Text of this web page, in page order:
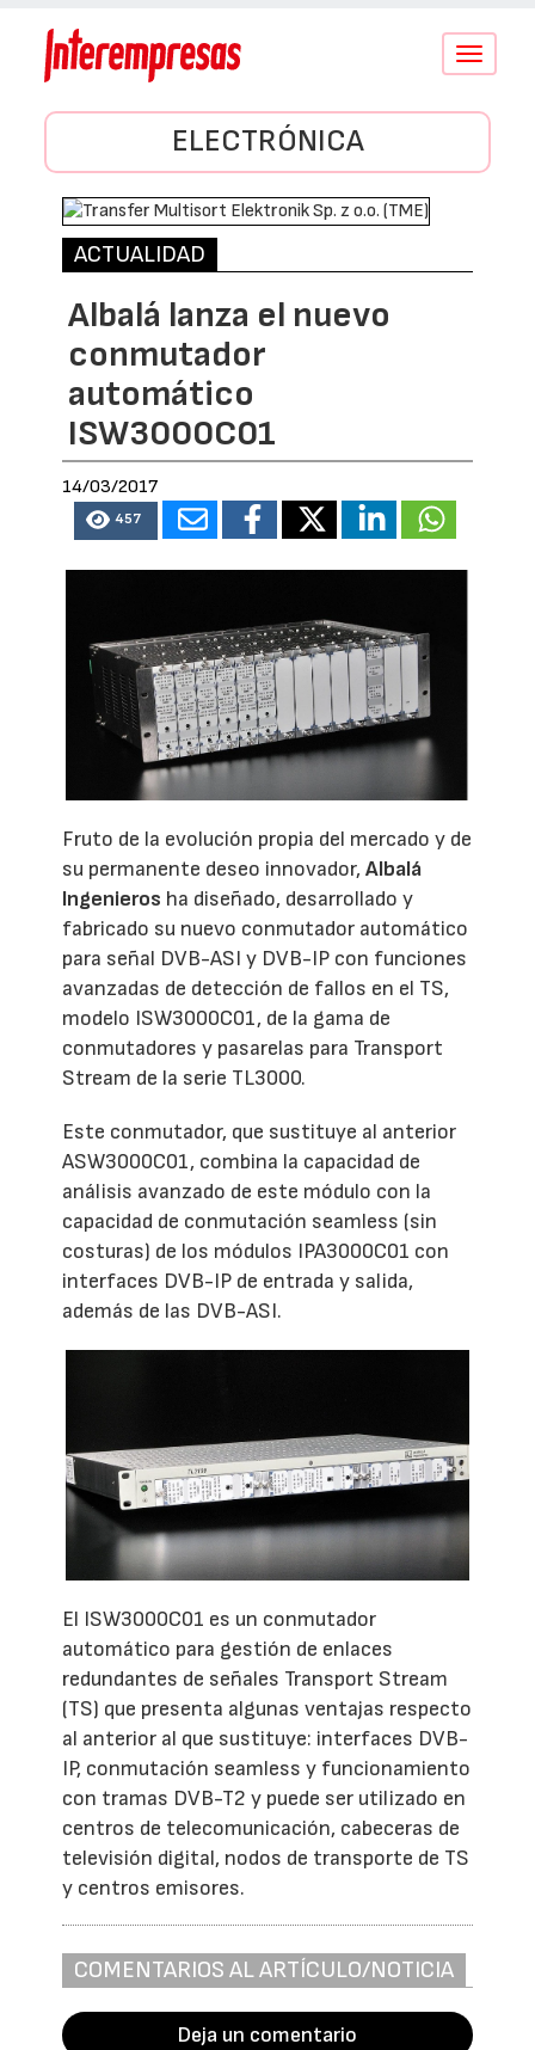
Conmutar
ELECTRÓNICA
ACTUALIDAD
Albalá lanza el nuevo
conmutador
automático
ISW3000C01
14/03/2017
457
Fruto de la evolución propia del mercado y de
su permanente deseo innovador,Albalá
Ingenieros ha diseñado, desarrollado y
fabricado su nuevo conmutador automático
para señal DVB-ASI y DVB-IP con funciones
avanzadas de detección de fallos en el TS,
modelo ISW3000C01, de la gama de
conmutadores y pasarelas para Transport
Stream de la serie TL3000.
Este conmutador, que sustituye al anterior
ASW3000C01, combina la capacidad de
análisis avanzado de este módulo con la
capacidad de conmutación seamless (sin
costuras) de los módulos IPA3000C01 con
interfaces DVB-IP de entrada y salida,
además de las DVB-ASI.
El ISW3000C01 es un conmutador
automático para gestión de enlaces
redundantes de señales Transport Stream
(TS) que presenta algunas ventajas respecto
al anterior al que sustituye: interfaces DVB-
IP, conmutación seamless y funcionamiento
con tramas DVB-T2 y puede ser utilizado en
centros de telecomunicación, cabeceras de
televisión digital, nodos de transporte de TS
y centros emisores.
COMENTARIOS AL ARTÍCULO/NOTICIA
Deja un comentario